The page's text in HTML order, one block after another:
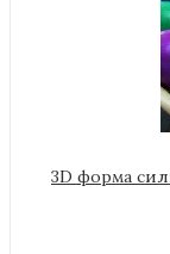
3D форма